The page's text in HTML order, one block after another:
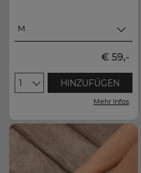
M
M
XL
€ 59,-
1 HINZUFÜGEN
Mehr Infos